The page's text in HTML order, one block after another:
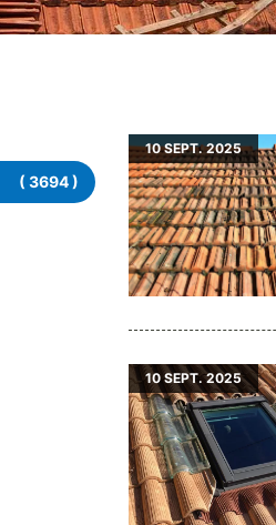
( 3694 )
10SEPT. 2025
10SEPT. 2025